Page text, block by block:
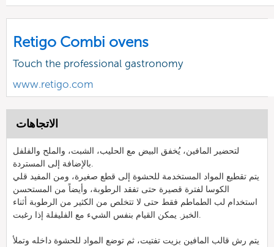
Retigo Combi ovens
Touch the professional gastronomy
www.retigo.com
الاتجاهات
لتحضير المافين، يُخفق البيض مع الحليب، الشبت، والملح والفلفل
بالإضافة إلى المستردة.
يتم تقطيع المواد المستخدمة للحشوة إلى قطع صغيرة، ومن المفيد قلي
الكوسا لفترة قصيرة حتى تفقد الرطوبة، وأيضاً من المستحسن
استخدام لب الطماطم فقط حتى لا تتخلص من الكثير من الرطوبة أثناء
الخبز. يمكن القيام بنفس الشيء مع الفليفلة إذا رغبت.
يتم رش قالب المافين بزيت تفتيت، ثم توضع المواد للحشوة داخله وتملأ